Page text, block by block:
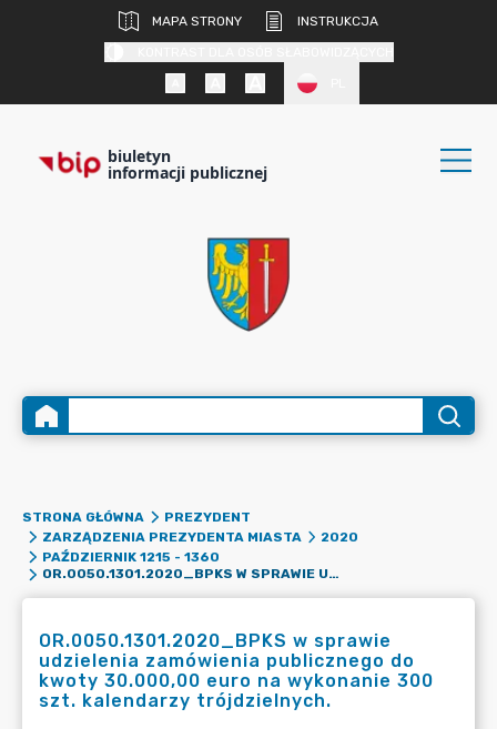
MAPA STRONY
INSTRUKCJA
biuletyn
informacji publicznej
STRONA GŁÓWNA
PREZYDENT
ZARZĄDZENIA PREZYDENTA MIASTA
2020
PAŹDZIERNIK 1215 - 1360
OR.0050.1301.2020_BPKS W SPRAWIE UDZIELENIA ZAMÓWIENIA PUBLICZNEGO DO KWOTY 30.000,00 EURO NA WYKONANIE 300 SZT. KALENDARZY TRÓJDZIELNYCH.
OR.0050.1301.2020_BPKS w sprawie
udzielenia zamówienia publicznego do
kwoty 30.000,00 euro na wykonanie 300
szt. kalendarzy trójdzielnych.